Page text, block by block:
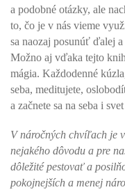
a podobné otázky, ale
to, čo je v nás vieme
sa naozaj posunúť ďalej
Možno aj vďaka tejto
mágia. Každodenné
seba, meditujete,
a začnete sa na seba i
V náročných chvíľach je
nejakého dôvodu a pre
dôležité pestovať a
pokojnejších a menej